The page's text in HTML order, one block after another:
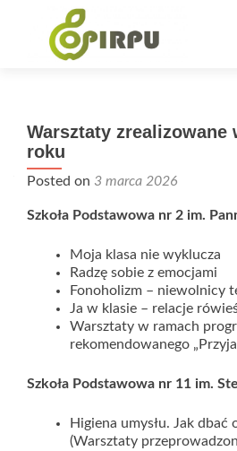
Warsztaty zrealizowane
roku
Posted on 3 marca 2026
Szkoła Podstawowa nr 2 im.
Moja klasa nie wyklucza
Radzę sobie z emocjami
Fonoholizm – niewolnicy
Ja w klasie – relacje
Warsztaty w ramach
rekomendowanego
Szkoła Podstawowa nr 11 im.
Higiena umysłu. Jak
(Warsztaty